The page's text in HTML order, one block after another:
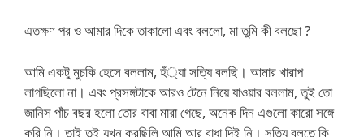
এতক্ষণ পর ও আমার দিকে তাকালো এবং বললো, মা তুমি কী বলছো ?
আমি একটু মুচকি হেসে বললাম, হঁ্যা সত্যি বলছি। আমার খারাপ
লাগছিলো না। এবং প্রসঙ্গটাকে আরও টেনে নিয়ে যাওয়ার বললাম, তুই তো
জানিস পাঁচ বছর হলো তোর বাবা মারা গেছে, অনেক দিন এগুলো কারো সঙ্গে
করি নি। তাই তুই যখন করছিলি আমি আর বাধা দিই নি। সত্যি বলতে কি